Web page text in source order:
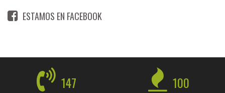
ESTAMOS EN FACEBOOK
147 100